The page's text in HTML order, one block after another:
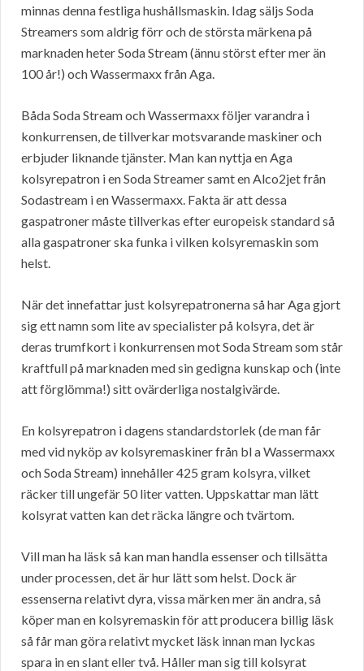
minnas denna festliga hushållsmaskin. Idag säljs Soda
Streamers som aldrig förr och de största märkena på
marknaden heter Soda Stream (ännu störst efter mer än
100 år!) och Wassermaxx från Aga.
Båda Soda Stream och Wassermaxx följer varandra i
konkurrensen, de tillverkar motsvarande maskiner och
erbjuder liknande tjänster. Man kan nyttja en Aga
kolsyrepatron i en Soda Streamer samt en Alco2jet från
Sodastream i en Wassermaxx. Fakta är att dessa
gaspatroner måste tillverkas efter europeisk standard så
alla gaspatroner ska funka i vilken kolsyremaskin som
helst.
När det innefattar just kolsyrepatronerna så har Aga gjort
sig ett namn som lite av specialister på kolsyra, det är
deras trumfkort i konkurrensen mot Soda Stream som står
kraftfull på marknaden med sin gedigna kunskap och (inte
att förglömma!) sitt ovärderliga nostalgivärde.
En kolsyrepatron i dagens standardstorlek (de man får
med vid nyköp av kolsyremaskiner från bl a Wassermaxx
och Soda Stream) innehåller 425 gram kolsyra, vilket
räcker till ungefär 50 liter vatten. Uppskattar man lätt
kolsyrat vatten kan det räcka längre och tvärtom.
Vill man ha läsk så kan man handla essenser och tillsätta
under processen, det är hur lätt som helst. Dock är
essenserna relativt dyra, vissa märken mer än andra, så
köper man en kolsyremaskin för att producera billig läsk
så får man göra relativt mycket läsk innan man lyckas
spara in en slant eller två. Håller man sig till kolsyrat